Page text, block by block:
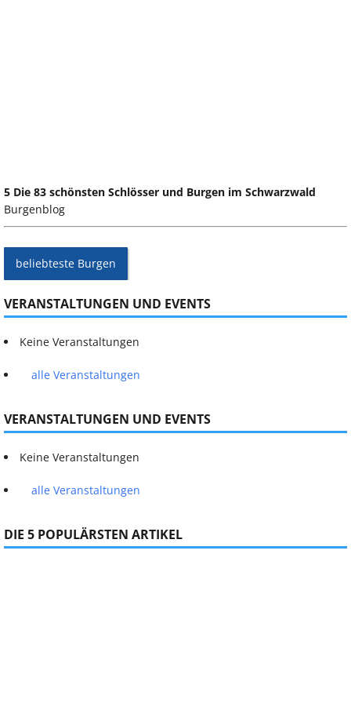
5 Die 83 schönsten Schlösser und Burgen im Schwarzwald
Burgenblog
beliebteste Burgen
VERANSTALTUNGEN UND EVENTS
Keine Veranstaltungen
alle Veranstaltungen
VERANSTALTUNGEN UND EVENTS
Keine Veranstaltungen
alle Veranstaltungen
DIE 5 POPULÄRSTEN ARTIKEL